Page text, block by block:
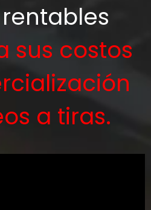
sus costos
a tiras.